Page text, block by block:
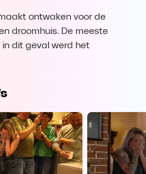
ontwaken voor de
droomhuis. De meeste
dit geval werd het